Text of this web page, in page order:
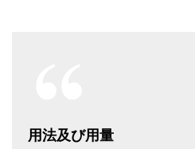
用法及び用量